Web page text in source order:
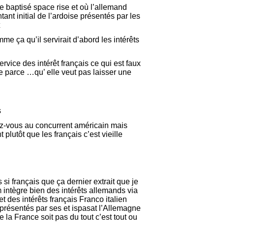
baptisé space rise et où l’allemand
initial de l’ardoise présentés par les
ça qu’il servirait d’abord les intérêts
des intérêt français ce qui est faux
parce …qu’ elle veut pas laisser une
vous au concurrent américain mais
plutôt que les français c’est vieille
si français que ça dernier extrait que je
bien des intérêts allemands via
des intérêts français Franco italien
par ses et ispasat l’Allemagne
France soit pas du tout c’est tout ou